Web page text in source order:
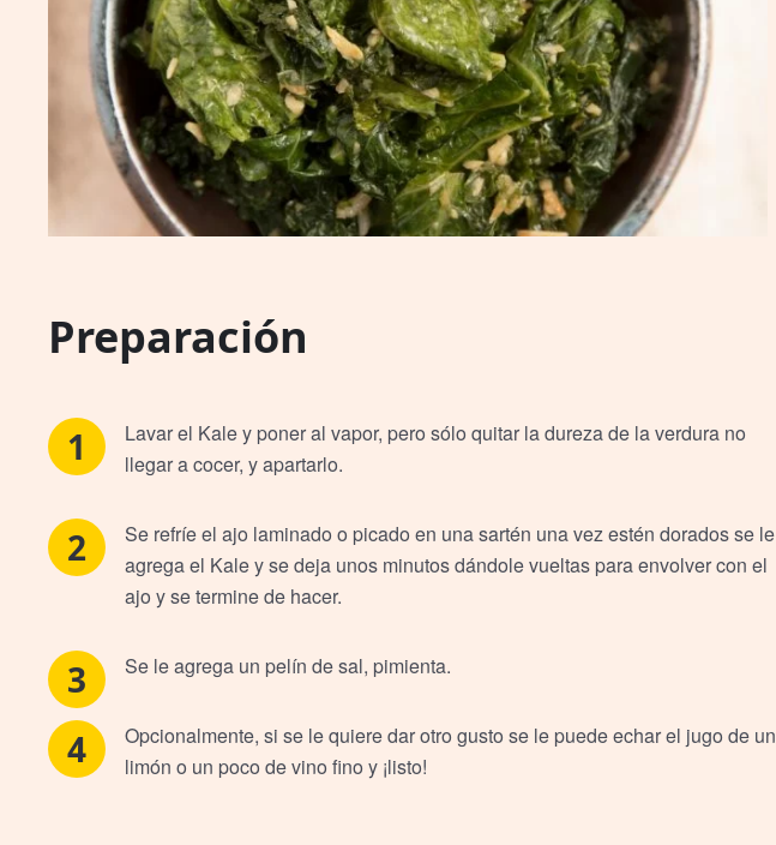
Preparación
Lavar el Kale y poner al vapor, pero sólo quitar la dureza de la verdura no
llegar a cocer, y apartarlo.
Se refríe el ajo laminado o picado en una sartén una vez estén dorados se le
agrega el Kale y se deja unos minutos dándole vueltas para envolver con el
ajo y se termine de hacer.
Se le agrega un pelín de sal, pimienta.
Opcionalmente, si se le quiere dar otro gusto se le puede echar el jugo de un
limón o un poco de vino fino y ¡listo!